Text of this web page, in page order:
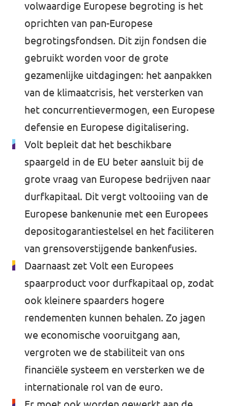
volwaardige Europese begroting is het
oprichten van pan-Europese
begrotingsfondsen. Dit zijn fondsen die
gebruikt worden voor de grote
gezamenlijke uitdagingen: het aanpakken
van de klimaatcrisis, het versterken van
het concurrentievermogen, een Europese
defensie en Europese digitalisering.
Volt bepleit dat het beschikbare
spaargeld in de EU beter aansluit bij de
grote vraag van Europese bedrijven naar
durfkapitaal. Dit vergt voltooiing van de
Europese bankenunie met een Europees
depositogarantiestelsel en het faciliteren
van grensoverstijgende bankenfusies.
Daarnaast zet Volt een Europees
spaarproduct voor durfkapitaal op, zodat
ook kleinere spaarders hogere
rendementen kunnen behalen. Zo jagen
we economische vooruitgang aan,
vergroten we de stabiliteit van ons
financiële systeem en versterken we de
internationale rol van de euro.